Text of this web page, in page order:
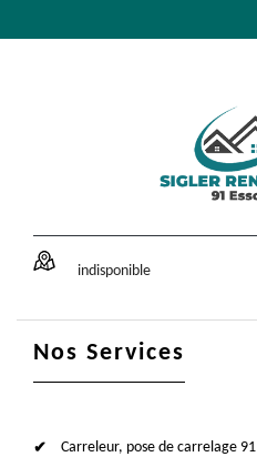
indisponible
Nos Services
Carreleur, pose de carrelage 91